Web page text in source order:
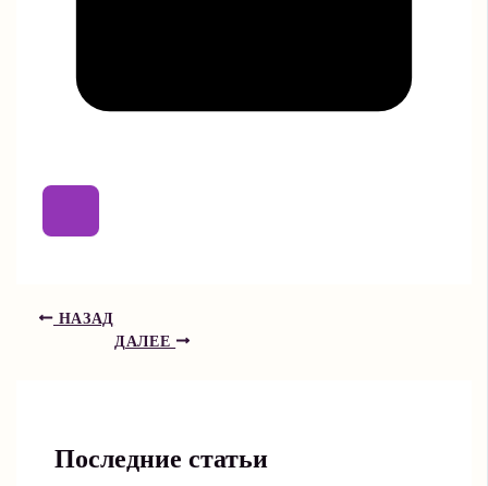
НАЗАД
ДАЛЕЕ
Последние статьи